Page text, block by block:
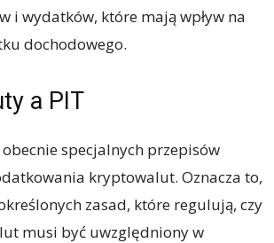
i wydatków, które mają wpływ na
dochodowego.
a PIT
obecnie specjalnych przepisów
kryptowalut. Oznacza to,
zasad, które regulują, czy
musi być uwzględniony w